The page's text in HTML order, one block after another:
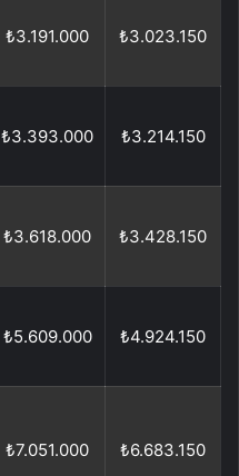
₺3.191.000 ₺3.023.150
₺3.393.000 ₺3.214.150
₺3.618.000 ₺3.428.150
₺5.609.000 ₺4.924.150
₺7.051.000 ₺6.683.150